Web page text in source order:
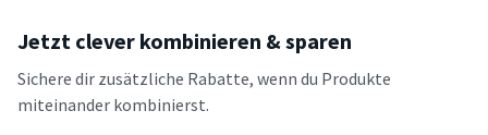
Jetzt clever kombinieren & sparen
Sichere dir zusätzliche Rabatte, wenn du Produkte
miteinander kombinierst.